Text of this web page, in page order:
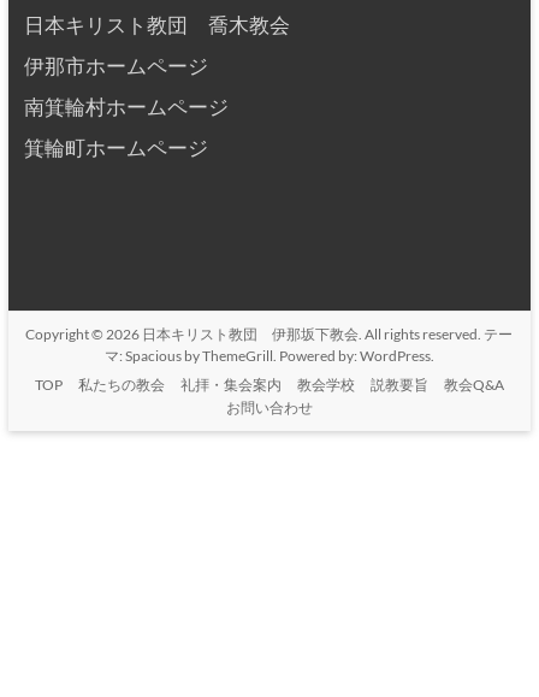
日本キリスト教団 喬木教会
伊那市ホームページ
南箕輪村ホームページ
箕輪町ホームページ
Copyright © 2026 日本キリスト教団 伊那坂下教会 . All rights reserved. テー
マ: Spaciousby ThemeGrill. Powered by: WordPress.
TOP
私たちの教会 礼拝・集会案内 教会学校 説教要旨
教会Q&A
お問い合わせ